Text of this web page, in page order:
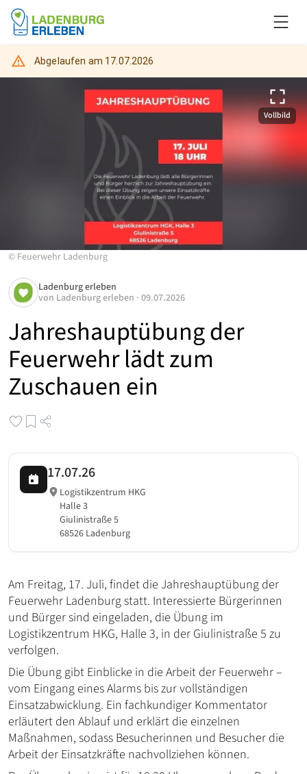
Abgelaufen am 17.07.2026
Vollbild
© Feuerwehr Ladenburg
Jahreshauptübung der
Feuerwehr lädt zum
Zuschauen ein
Ladenburg erleben
von Ladenburg erleben · 09.07.2026
17.07.26
Logistikzentrum HKG
Halle 3
Giulinistraße 5
68526 Ladenburg
Am Freitag, 17. Juli, findet die Jahreshauptübung der
Feuerwehr Ladenburg statt. Interessierte Bürgerinnen
und Bürger sind eingeladen, die Übung im
Logistikzentrum HKG, Halle 3, in der Giulinistraße 5 zu
verfolgen.
Die Übung gibt Einblicke in die Arbeit der Feuerwehr –
vom Eingang eines Alarms bis zur vollständigen
Einsatzabwicklung. Ein fachkundiger Kommentator
erläutert den Ablauf und erklärt die einzelnen
Maßnahmen, sodass Besucherinnen und Besucher die
Arbeit der Einsatzkräfte nachvollziehen können.